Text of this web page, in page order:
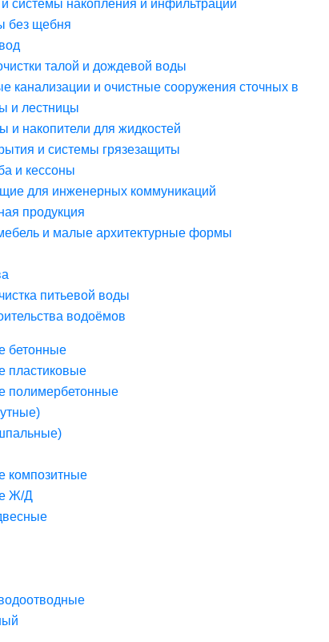
системы накопления и инфильтрации
без щебня
талой и дождевой воды
канализации и очистные сооружения сточных в
и лестницы
и накопители для жидкостей
и системы грязезащиты
и кессоны
для инженерных коммуникаций
продукция
и малые архитектурные формы
питьевой воды
водоёмов
бетонные
пластиковые
полимербетонные
композитные
Ж/Д